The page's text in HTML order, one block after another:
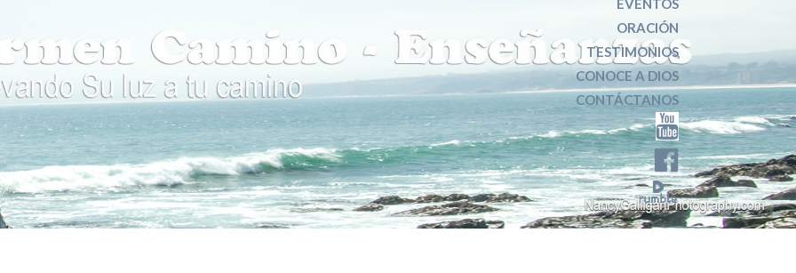
EVENTOS
ORACIÓN
TESTIMONIOS
CONOCE A DIOS
CONTÁCTANOS